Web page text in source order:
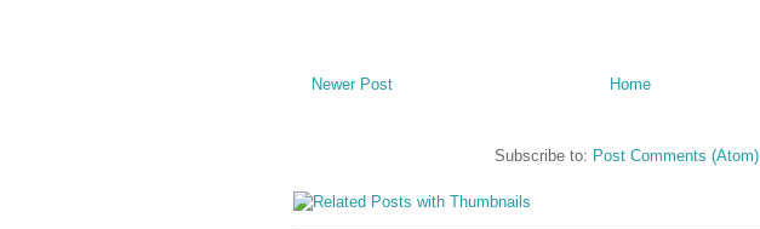
Newer Post Home
Subscribe to: Post Comments (Atom)